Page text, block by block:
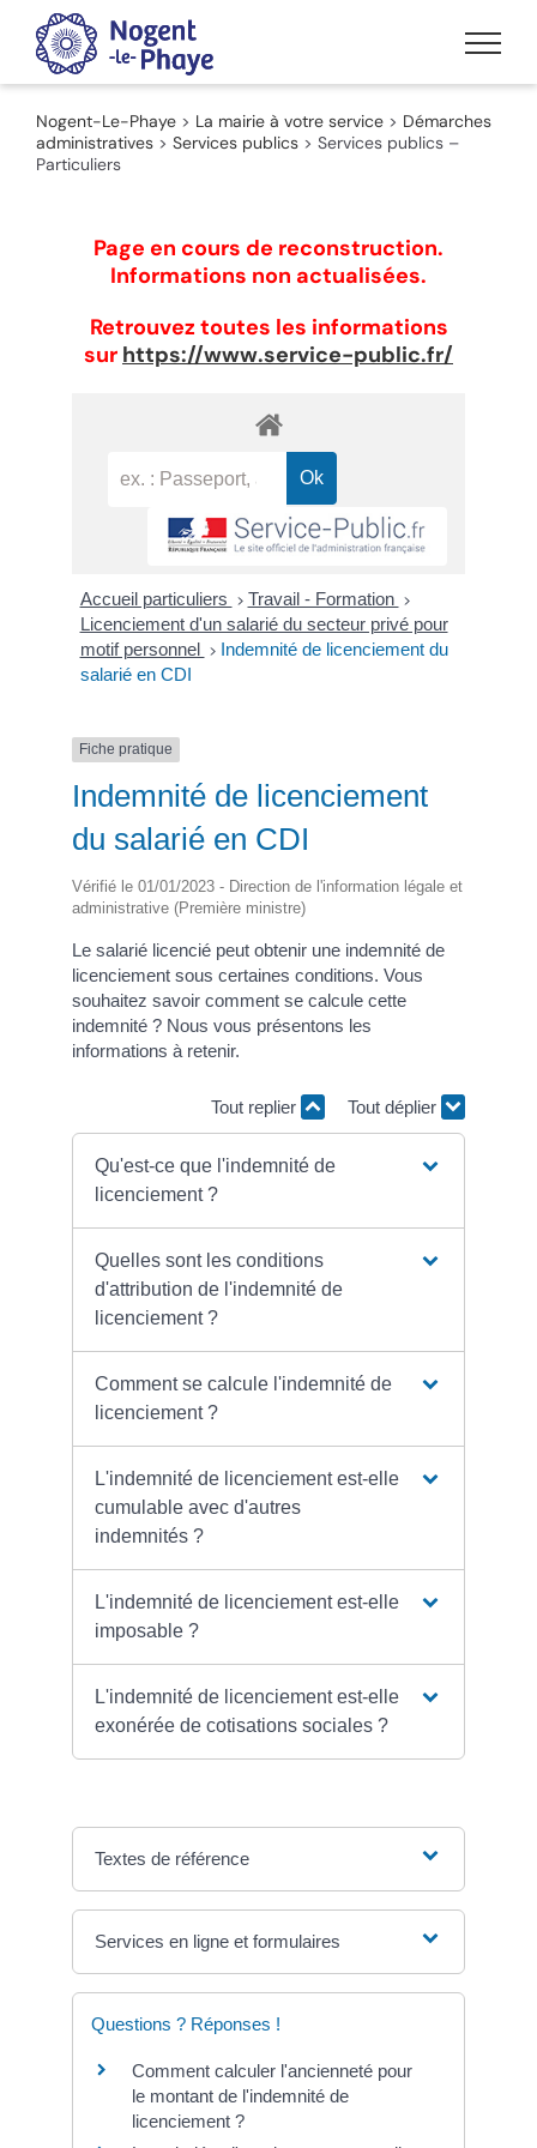
Passer
contenu
Nogent-Le-Phaye > La mairie à votre service > Démarches
administratives > Services publics > Services publics –
Particuliers
Page en cours de reconstruction.
Informations non actualisées.
Retrouvez toutes les informations
sur https://www.service-public.fr/
Accueil particuliers > Travail - Formation >
Licenciement d'un salarié du secteur privé pour
motif personnel > Indemnité de licenciement du
salarié en CDI
Fiche pratique
Indemnité de licenciement
du salarié en CDI
Vérifié le 01/01/2023 - Direction de l'information légale et
administrative (Première ministre)
Le salarié licencié peut obtenir une indemnité de
licenciement sous certaines conditions. Vous
souhaitez savoir comment se calcule cette
indemnité ? Nous vous présentons les
informations à retenir.
Tout replier Tout déplier
Qu'est-ce que l'indemnité de
licenciement ?
Quelles sont les conditions
d'attribution de l'indemnité de
licenciement ?
Comment se calcule l'indemnité de
licenciement ?
L'indemnité de licenciement est-elle
cumulable avec d'autres
indemnités ?
L'indemnité de licenciement est-elle
imposable ?
L'indemnité de licenciement est-elle
exonérée de cotisations sociales ?
Textes de référence
Services en ligne et formulaires
Questions ? Réponses !
Comment calculer l'ancienneté pour
le montant de l'indemnité de
licenciement ?